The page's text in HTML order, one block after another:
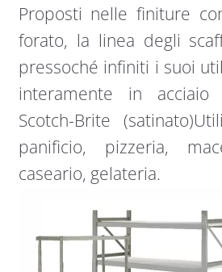
Proposti nelle finiture
forato, la linea degli
pressoché infiniti i suoi
interamente in
Scotch-Brite
panificio, pizzeria,
caseario, gelateria.